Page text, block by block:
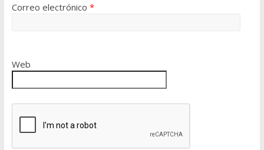
Correo electrónico *
Web